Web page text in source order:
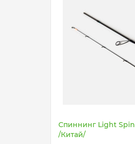
Спиннинг Light Spin
/Китай/